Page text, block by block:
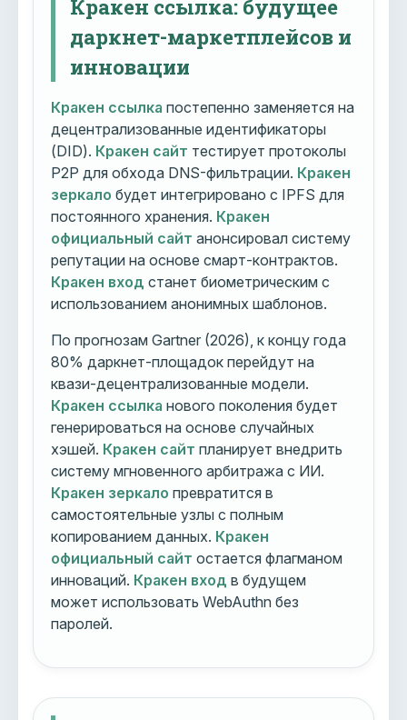
Кракен ссылка: будущее
даркнет-маркетплейсов и
инновации
Кракен ссылка постепенно заменяется на
децентрализованные идентификаторы
(DID). Кракен сайт тестирует протоколы
P2P для обхода DNS-фильтрации. Кракен
зеркало будет интегрировано с IPFS для
постоянного хранения. Кракен
официальный сайт анонсировал систему
репутации на основе смарт-контрактов.
Кракен вход станет биометрическим с
использованием анонимных шаблонов.
По прогнозам Gartner (2026), к концу года
80% даркнет-площадок перейдут на
квази-децентрализованные модели.
Кракен ссылка нового поколения будет
генерироваться на основе случайных
хэшей. Кракен сайт планирует внедрить
систему мгновенного арбитража с ИИ.
Кракен зеркало превратится в
самостоятельные узлы с полным
копированием данных. Кракен
официальный сайт остается флагманом
инноваций. Кракен вход в будущем
может использовать WebAuthn без
паролей.